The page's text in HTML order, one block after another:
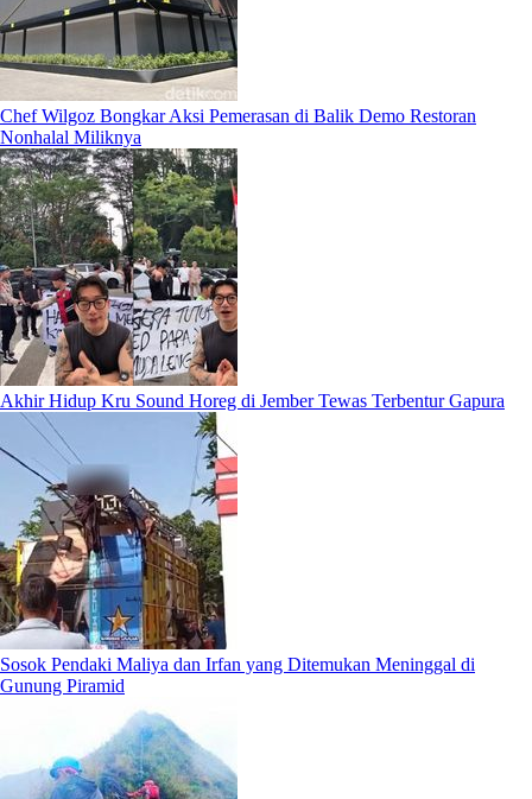
Chef Wilgoz Bongkar Aksi Pemerasan di Balik Demo Restoran
Nonhalal Miliknya
Akhir Hidup Kru Sound Horeg di Jember Tewas Terbentur Gapura
Sosok Pendaki Maliya dan Irfan yang Ditemukan Meninggal di
Gunung Piramid